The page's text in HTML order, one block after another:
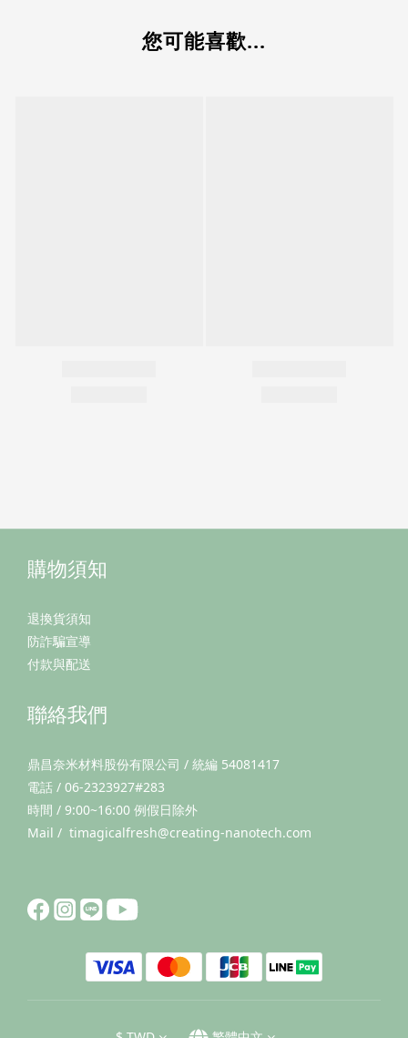
您可能喜歡...
購物須知
退換貨須知
防詐騙宣導
付款與配送
聯絡我們
鼎昌奈米材料股份有限公司 / 統編 54081417
電話 / 06-2323927#283
時間 / 9:00~16:00 例假日除外
Mail / timagicalfresh@creating-nanotech.com